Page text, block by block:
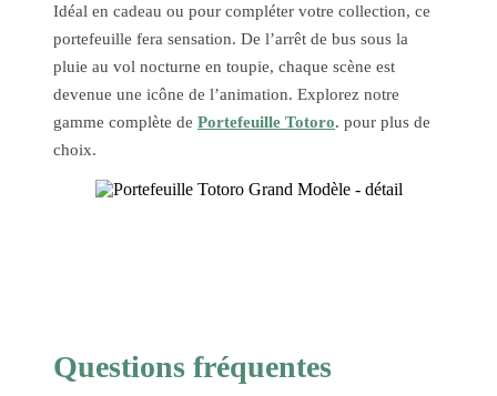
Idéal en cadeau ou pour compléter votre collection, ce
portefeuille fera sensation. De l’arrêt de bus sous la
pluie au vol nocturne en toupie, chaque scène est
devenue une icône de l’animation. Explorez notre
gamme complète de Portefeuille Totoro. pour plus de
choix.
Questions fréquentes